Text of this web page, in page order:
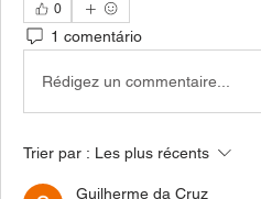
0
1 comentário
Rédigez un commentaire...
Trier par : Les plus récents
Guilherme da Cruz